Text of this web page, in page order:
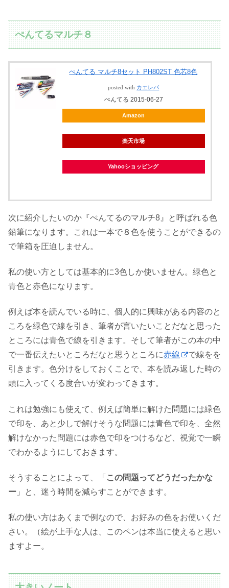
ぺんてるマルチ８
ぺんてる マルチ8セット PH802ST 色芯8色
posted with カエレバ
ぺんてる 2015-06-27
Amazon
楽天市場
Yahooショッピング
次に紹介したいのか『ぺんてるのマルチ8』と呼ばれる色
鉛筆になります。これは一本で８色を使うことができるの
で筆箱を圧迫しません。
私の使い方としては基本的に3色しか使いません。緑色と
青色と赤色になります。
例えば本を読んでいる時に、個人的に興味がある内容のと
ころを緑色で線を引き、筆者が言いたいことだなと思った
ところには青色で線を引きます。そして筆者がこの本の中
で一番伝えたいところだなと思うところに赤線
で線をを
引きます。色分けをしておくことで、本を読み返した時の
頭に入ってくる度合いが変わってきます。
これは勉強にも使えて、例えば簡単に解けた問題には緑色
で印を、あと少しで解けそうな問題には青色で印を、全然
解けなかった問題には赤色で印をつけるなど、視覚で一瞬
でわかるようにしておきます。
そうすることによって、「 この問題ってどうだったかな
ー 」と、迷う時間を減らすことができます。
私の使い方はあくまで例なので、お好みの色をお使いくだ
さい。（絵が上手な人は、このペンは本当に使えると思い
ますよー。